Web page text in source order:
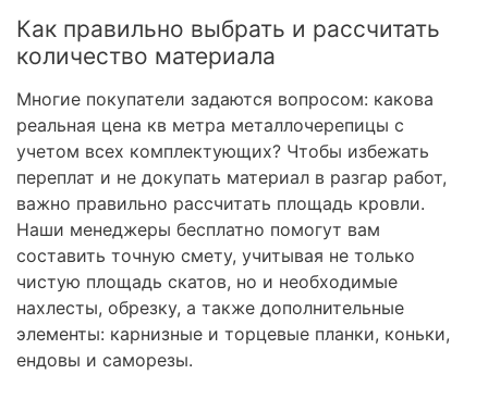
Как правильно выбрать и рассчитать
количество материала
Многие покупатели задаются вопросом: какова
реальная цена кв метра металлочерепицы с
учетом всех комплектующих? Чтобы избежать
переплат и не докупать материал в разгар работ,
важно правильно рассчитать площадь кровли.
Наши менеджеры бесплатно помогут вам
составить точную смету, учитывая не только
чистую площадь скатов, но и необходимые
нахлесты, обрезку, а также дополнительные
элементы: карнизные и торцевые планки, коньки,
ендовы и саморезы.